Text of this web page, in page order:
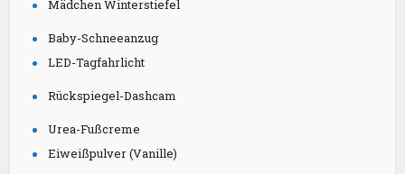
Mädchen Winterstiefel
Baby-Schneeanzug
LED-Tagfahrlicht
Rückspiegel-Dashcam
Urea-Fußcreme
Eiweißpulver (Vanille)